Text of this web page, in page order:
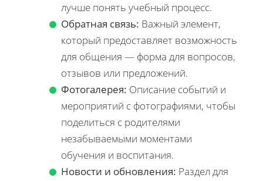
лучше понять учебный процесс.
Обратная связь: Важный элемент,
который предоставляет возможность
для общения — форма для вопросов,
отзывов или предложений.
Фотогалерея: Описание событий и
мероприятий с фотографиями, чтобы
поделиться с родителями
незабываемыми моментами
обучения и воспитания.
Новости и обновления: Раздел для